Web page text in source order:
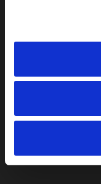
festivaluri
Pentru copii